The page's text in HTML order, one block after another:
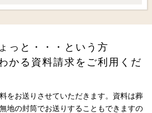
っと・・・という方
かる資料請求をご利用くだ
をお送りさせていただきます。資料は葬
地の封筒でお送りすることもできますの